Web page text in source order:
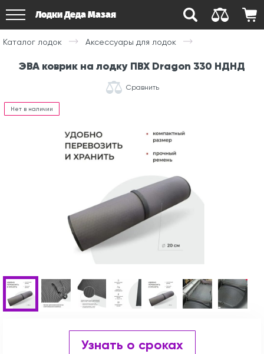
Лодки Деда Мазая
Каталог лодок Аксессуары для лодок
ЭВА коврик на лодку ПВХ Dragon 330 НДНД
Сравнить
Нет в наличии
Узнать о сроках